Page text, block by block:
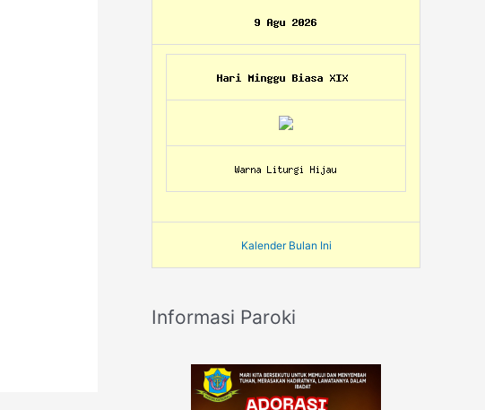
Kalender Bulan Ini
Informasi Paroki